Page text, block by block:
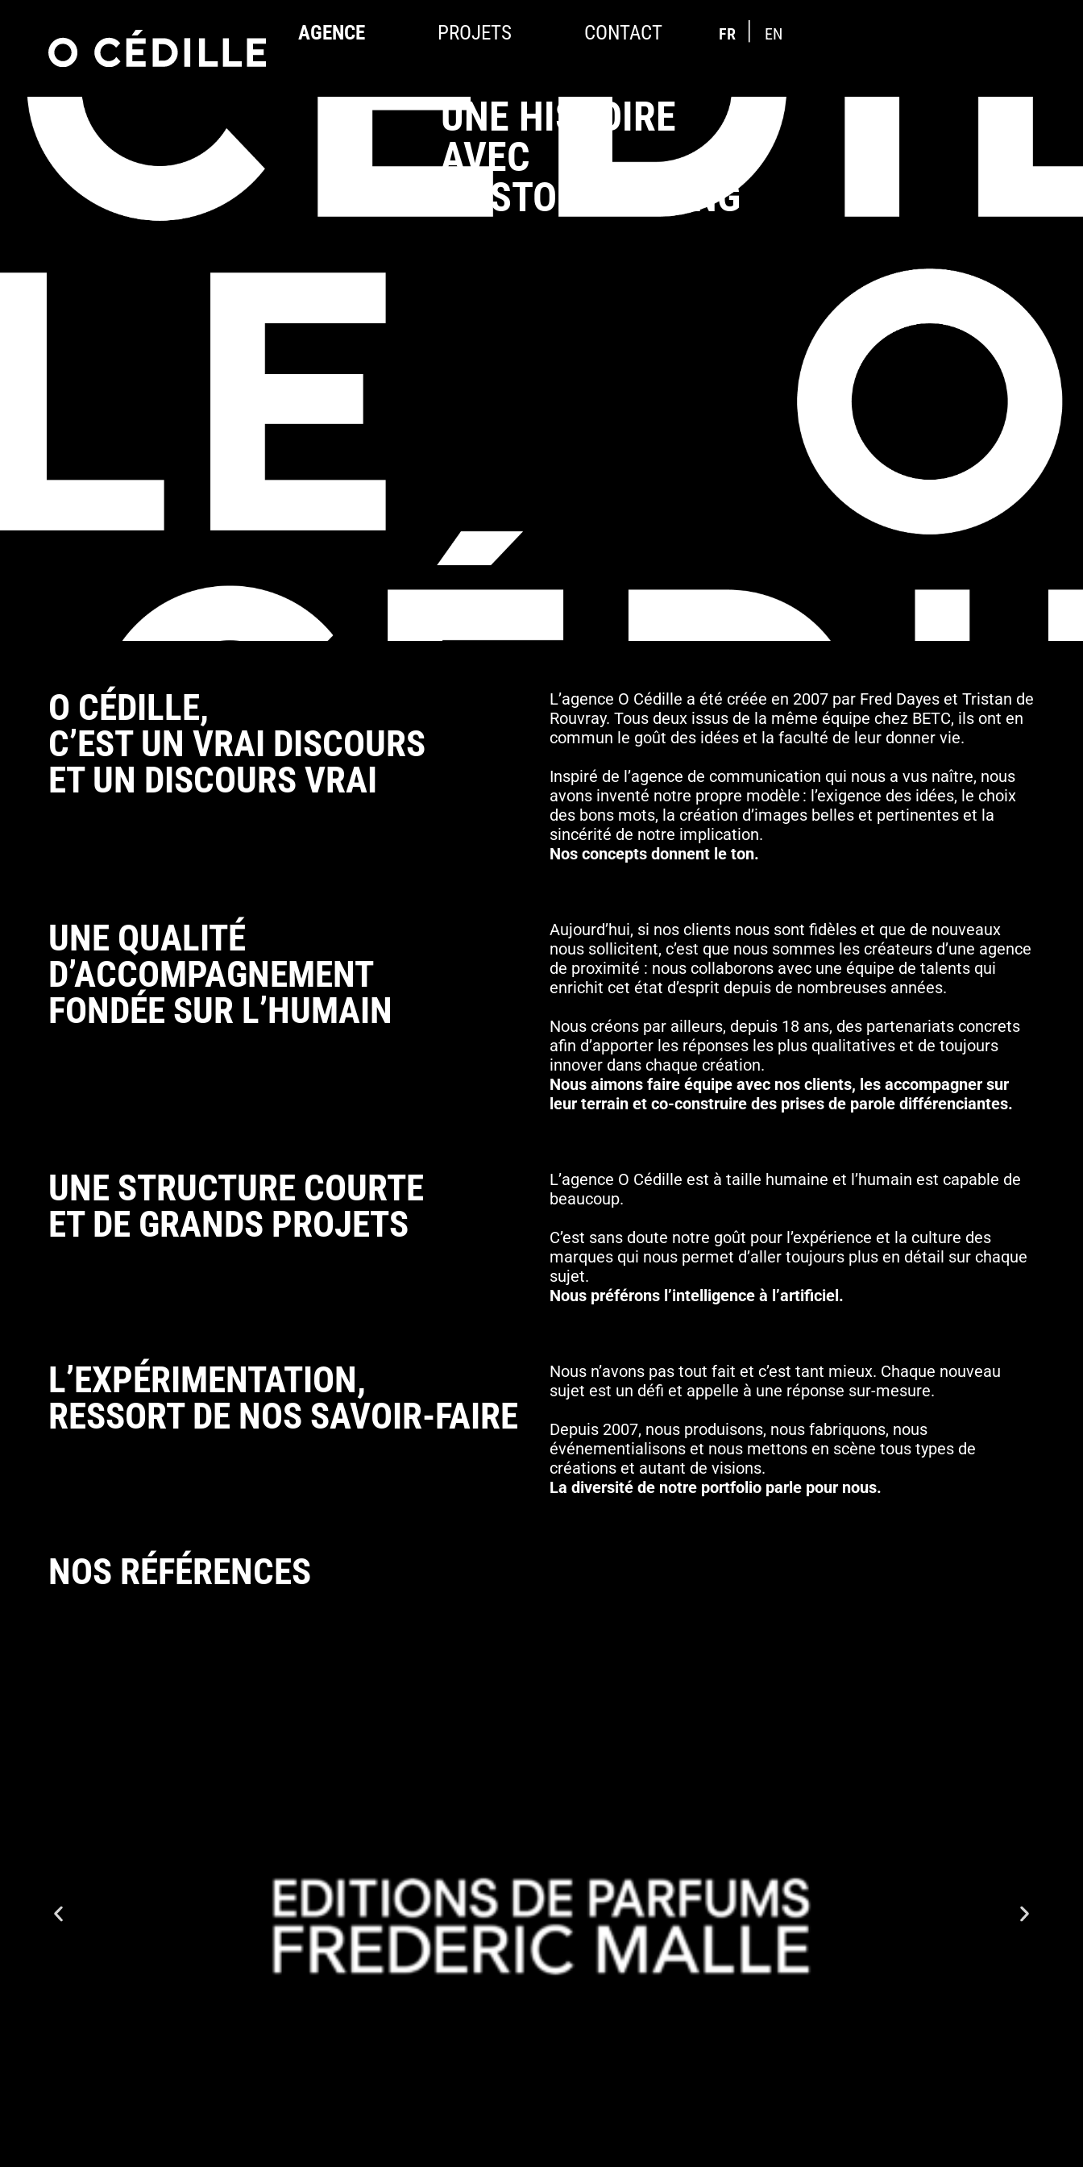
AGENCE PROJETS CONTACT FR EN
UNE HISTOIRE
AVEC
LE STORYTELLING
O CÉDILLE,
C’EST UN VRAI DISCOURS
ET UN DISCOURS VRAI
L’agence O Cédille a été créée en 2007 par Fred Dayes et Tristan de
Rouvray. Tous deux issus de la même équipe chez BETC, ils ont en
commun le goût des idées et la faculté de leur donner vie.
Inspiré de l’agence de communication qui nous a vus naître, nous
avons inventé notre propre modèle : l’exigence des idées, le choix
des bons mots, la création d’images belles et pertinentes et la
sincérité de notre implication.
Nos concepts donnent le ton.
UNE QUALITÉ
D’ACCOMPAGNEMENT
FONDÉE SUR L’HUMAIN
Aujourd’hui, si nos clients nous sont fidèles et que de nouveaux
nous sollicitent, c’est que nous sommes les créateurs d’une agence
de proximité : nous collaborons avec une équipe de talents qui
enrichit cet état d’esprit depuis de nombreuses années.
Nous créons par ailleurs, depuis 18 ans, des partenariats concrets
afin d’apporter les réponses les plus qualitatives et de toujours
innover dans chaque création.
Nous aimons faire équipe avec nos clients, les accompagner sur
leur terrain et co-construire des prises de parole différenciantes.
UNE STRUCTURE COURTE
ET DE GRANDS PROJETS
L’agence O Cédille est à taille humaine et l’humain est capable de
beaucoup.
C’est sans doute notre goût pour l’expérience et la culture des
marques qui nous permet d’aller toujours plus en détail sur chaque
sujet.
Nous préférons l’intelligence à l’artificiel.
L’EXPÉRIMENTATION,
RESSORT DE NOS SAVOIR-FAIRE
Nous n’avons pas tout fait et c’est tant mieux. Chaque nouveau
sujet est un défi et appelle à une réponse sur-mesure.
Depuis 2007, nous produisons, nous fabriquons, nous
événementialisons et nous mettons en scène tous types de
créations et autant de visions.
La diversité de notre portfolio parle pour nous.
NOS RÉFÉRENCES